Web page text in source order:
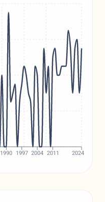
1990 1997 2004 2011 2024